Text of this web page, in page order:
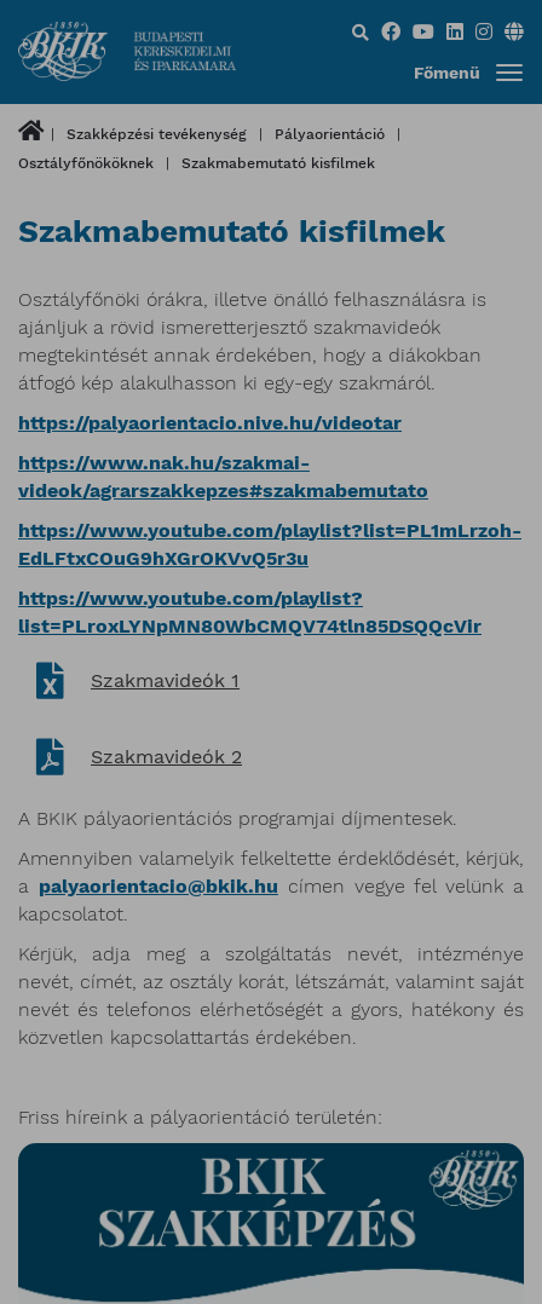
Keresés...
Főmenü
Szakképzési tevékenység
Pályaorientáció
Osztályfőnököknek
Szakmabemutató kisfilmek
Szakmabemutató kisfilmek
Osztályfőnöki órákra, illetve önálló felhasználásra is
ajánljuk a rövid ismeretterjesztő szakmavideók
megtekintését annak érdekében, hogy a diákokban
átfogó kép alakulhasson ki egy-egy szakmáról.
https://palyaorientacio.nive.hu/videotar
https://www.nak.hu/szakmai-
videok/agrarszakkepzes#szakmabemutato
https://www.youtube.com/playlist?list=PL1mLrzoh-
EdLFtxCOuG9hXGrOKVvQ5r3u
https://www.youtube.com/playlist?
list=PLroxLYNpMN80WbCMQV74tln85DSQQcVir
Szakmavideók 1
Szakmavideók 2
A BKIK pályaorientációs programjai díjmentesek.
Amennyiben valamelyik felkeltette érdeklődését, kérjük,
a palyaorientacio@bkik.hu címen vegye fel velünk a
kapcsolatot.
Kérjük, adja meg a szolgáltatás nevét, intézménye
nevét, címét, az osztály korát, létszámát, valamint saját
nevét és telefonos elérhetőségét a gyors, hatékony és
közvetlen kapcsolattartás érdekében.
Friss híreink a pályaorientáció területén: